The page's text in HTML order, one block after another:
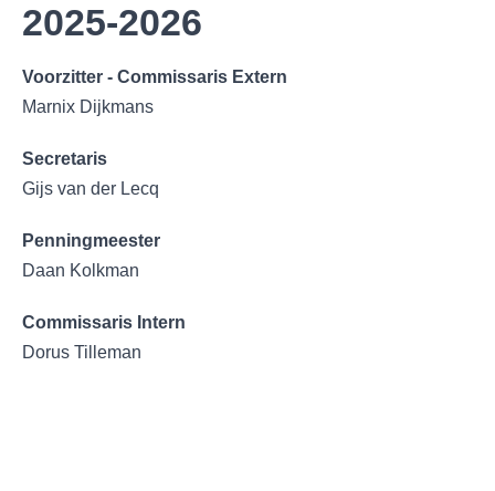
2025-2026
Voorzitter - Commissaris Extern
Marnix Dijkmans
Secretaris
Gijs van der Lecq
Penningmeester
Daan Kolkman
Commissaris Intern
Dorus Tilleman